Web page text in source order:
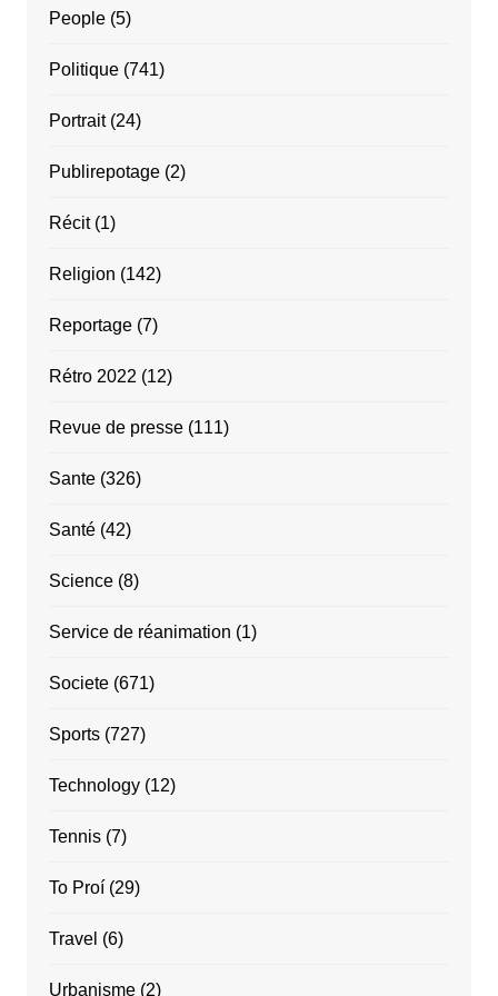
People(5)
Politique(741)
Portrait(24)
Publirepotage(2)
Récit(1)
Religion (142)
Reportage(7)
Rétro 2022 (12)
Revue de presse(111)
Sante(326)
Santé(42)
Science(8)
Service de réanimation (1)
Societe(671)
Sports(727)
Technology(12)
Tennis(7)
To Proí(29)
Travel (6)
Urbanisme(2)